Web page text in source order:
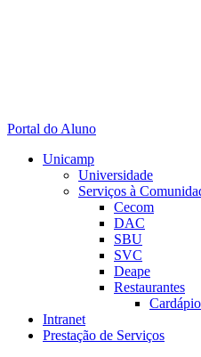
Portal do Aluno
Unicamp
Universidade
Serviços à
Cecom
DAC
SBU
SVC
Deape
Restaurantes
Cardápio
Intranet
Prestação de Serviços